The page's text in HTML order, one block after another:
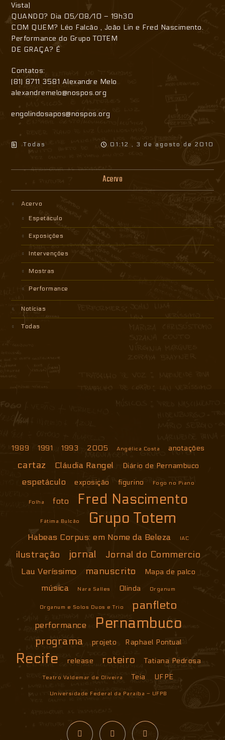
Vista)
QUANDO? Dia 05/08/10 – 19h30
COM QUEM? Léo Falcão , João Lin e Fred Nascimento.
Performance do Grupo TOTEM
DE GRAÇA? É
Contatos:
(81) 8711 3581 Alexandre Melo
alexandremelo@nospos.org
engolindosapos@nospos.org
Todas 01:12 , 3 de agosto de 2010
Acervo
Acervo
Espetáculo
Exposições
Intervenções
Mostras
Performance
Notícias
Todas
1989 1991 1993 2005 Angélica Costa anotações
cartaz Cláudia Rangel Diário de Pernambuco
espetáculo exposição figurino Fogo no Piano
Folha foto Fred Nascimento
Fátima Bulcão Grupo Totem
Habeas Corpus: em Nome da Beleza IAC
ilustração jornal Jornal do Commercio
Lau Veríssimo manuscrito Mapa de palco
música Nara Salles Olinda Organum
Organum e Solos Duos e Trio panfleto
performance Pernambuco
programa projeto Raphael Pontual
Recife release roteiro Tatiana Pedrosa
Teatro Valdemar de Oliveira Teia UFPE
Universidade Federal da Paraíba – UFPB